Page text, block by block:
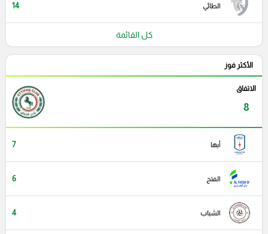
الطائي 14
كل القائمة
الأكثر فوز
الاتفاق
8
أبها 7
الفتح 6
الشباب 4